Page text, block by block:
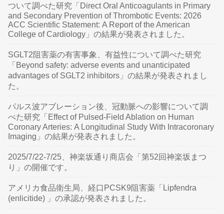
ついて調べた研究「Direct Oral Anticoagulants in Primary
and Secondary Prevention of Thrombotic Events: 2026
ACC Scientific Statement: A Report of the American
College of Cardiology」の結果が発表されました。
SGLT2阻害薬の有害事象、有益性について調べた研究
「Beyond safety: adverse events and unanticipated
advantages of SGLT2 inhibitors」の結果が発表されまし
た。
パルス波アブレーション後、冠動脈への影響について調
べた研究「Effect of Pulsed-Field Ablation on Human
Coronary Arteries: A Longitudinal Study With Intracoronary
Imaging」の結果が発表されました。
2025/7/22-7/25、神楽坂通り商店会「第52回神楽坂まつ
り」の開催です。
アメリカ食品衛生局、経口PCSK9阻害薬「Lipfendra
(enlicitide) 」の承認が発表されました。